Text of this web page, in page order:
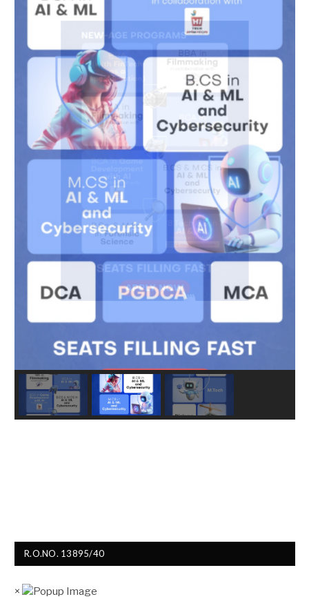
R.O.NO. 13895/40
×